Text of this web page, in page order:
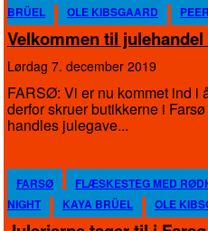
BRÜEL
OLE KIBSGAARD
Velkommen til
lørdag 7. december 2019
FARSØ: Vi er nu kommet ind i
derfor skruer butikkerne i Farsø nu
handles julegave...
FARSØ FLÆSKESTEG MED
NIGHT
KAYA BRÜEL OLE